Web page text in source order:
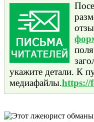
укажите детали. К
медиафайлы.https://